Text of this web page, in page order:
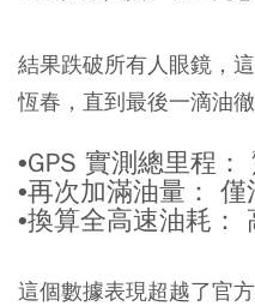
結果跌破所有人眼鏡，
恆春，直到最後一滴油徹
•GPS 實測總里程：
•再次加滿油量： 僅
•換算全高速油耗：
這個數據表現超越了官